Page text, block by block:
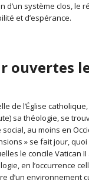
d’un système clos, le
et d’espérance.
ouvertes
de l’Église
sa théologie, se
au moins en
» se fait jour, quoi
le concile Vatican
en l’occurrence
d’un environnement